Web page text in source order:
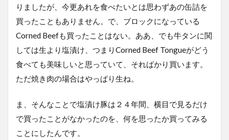
りましたが、今更あれを食べたいとは思わずあの缶詰を
買ったこともありません。で、ブロックになっている
Corned Beefも買ったことはない。ああ、でも牛タンに関
しては生より塩漬け、つまりCorned Beef Tongueがどう
食べても美味しいと思っていて、そればかり買います。
ただ焼き肉の場合はやっぱり生ね。
ま、そんなことで塩漬け豚は２４年間、横目で見るだけ
で買ったことがなかったのを、何を思ったか買ってみる
ことにしたんです。